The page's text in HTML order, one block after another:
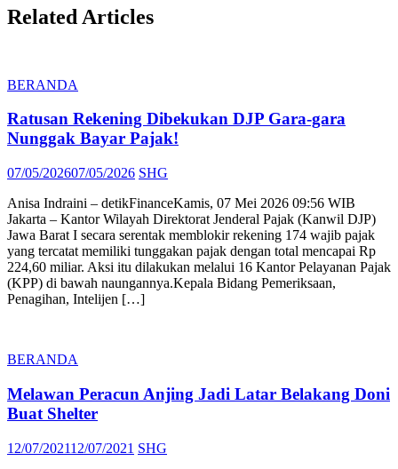
Related Articles
BERANDA
Ratusan Rekening Dibekukan DJP Gara-gara
Nunggak Bayar Pajak!
Posted
07/05/202607/05/2026 Author
SHG
Anisa Indraini – detikFinanceKamis, 07 Mei 2026 09:56 WIB
Jakarta – Kantor Wilayah Direktorat Jenderal Pajak (Kanwil DJP)
Jawa Barat I secara serentak memblokir rekening 174 wajib pajak
yang tercatat memiliki tunggakan pajak dengan total mencapai Rp
224,60 miliar. Aksi itu dilakukan melalui 16 Kantor Pelayanan Pajak
(KPP) di bawah naungannya.Kepala Bidang Pemeriksaan,
Penagihan, Intelijen […]
BERANDA
Melawan Peracun Anjing Jadi Latar Belakang Doni
Buat Shelter
Posted
12/07/202112/07/2021 Author
SHG